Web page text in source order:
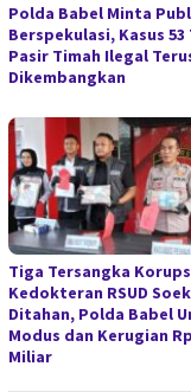
Polda Babel Minta
Berspekulasi, Kasus 53
Pasir Timah Ilegal
Dikembangkan
Tiga Tersangka
Kedokteran RSUD
Ditahan, Polda Babel
Modus dan Kerugian
Miliar